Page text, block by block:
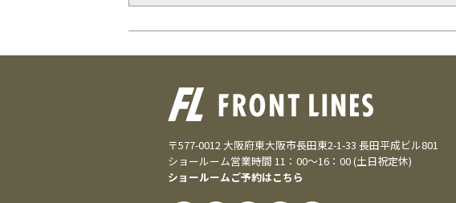
〒577-0012 大阪府東大阪市長田東2-1-33 長田平成ビル801
ショールーム営業時間 11：00～16：00 (土日祝定休)
ショールームご予約はこちら